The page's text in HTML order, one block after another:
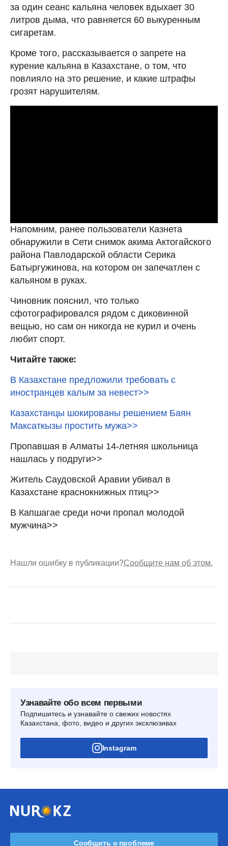
за один сеанс кальяна человек вдыхает 30
литров дыма, что равняется 60 выкуренным
сигаретам.
Кроме того, рассказывается о запрете на
курение кальяна в Казахстане, о том, что
повлияло на это решение, и какие штрафы
грозят нарушителям.
Напомним, ранее пользователи Казнета
обнаружили в Сети снимок акима Актогайского
района Павлодарской области Серика
Батыргужинова, на котором он запечатлен с
кальяном в руках.
Чиновник пояснил, что только
сфотографировался рядом с диковинной
вещью, но сам он никогда не курил и очень
любит спорт.
Читайте также:
В Казахстане предложили требовать с
иностранцев калым за невест>>
Казахстанцы шокированы решением Баян
Максаткызы простить мужа>>
Пропавшая в Алматы 14-летняя школьница
нашлась у подруги>>
Житель Саудовской Аравии убивал в
Казахстане краснокнижных птиц>>
В Капшагае среди ночи пропал молодой
мужчина>>
Нашли ошибку в публикации?Сообщите нам об этом.
Узнавайте обо всем первыми
Подпишитесь и узнавайте о свежих новостях
Казахстана, фото, видео и других эксклюзивах
Instagram
Сообщить о проблеме